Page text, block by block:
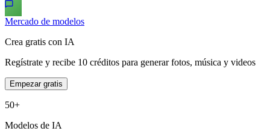
Mercado de modelos
Crea gratis con IA
Regístrate y recibe 10 créditos para generar fotos, música y videos
Empezar gratis
50+
Modelos de IA